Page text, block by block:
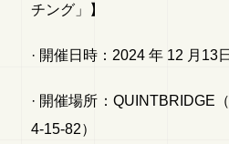
チング」】
· 開催日時：2024 年 12 月13
· 開催場所：QUINTBRIDGE
4-15-82）